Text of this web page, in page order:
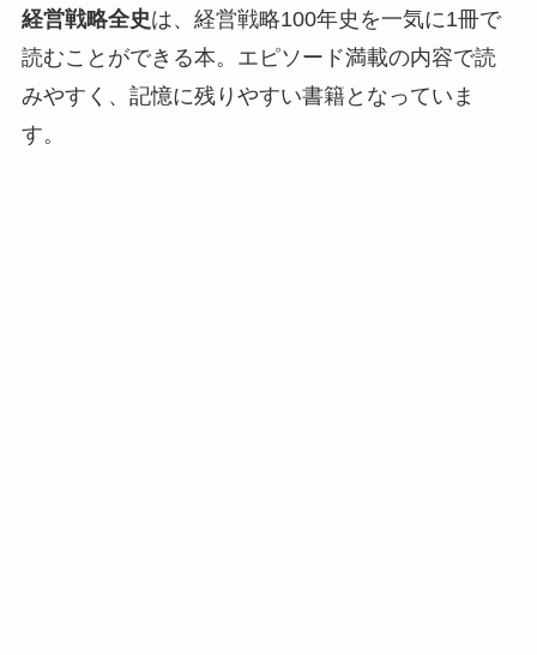
経営戦略全史は、経営戦略100年史を一気に1冊で
読むことができる本。エピソード満載の内容で読
みやすく、記憶に残りやすい書籍となっていま
す。